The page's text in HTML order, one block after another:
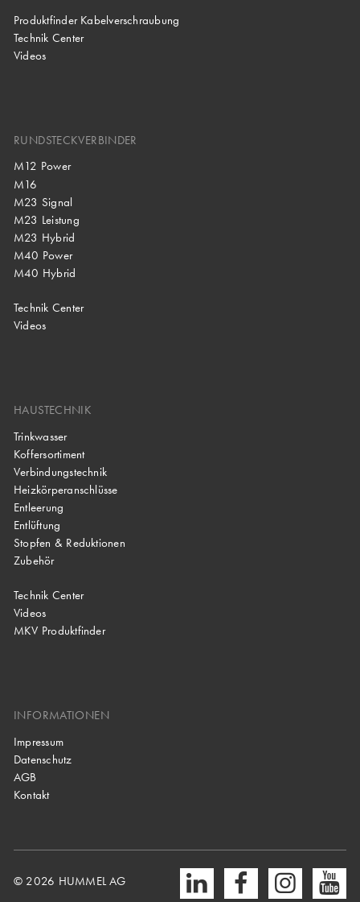
Produktfinder Kabelverschraubung
Technik Center
Videos
RUNDSTECKVERBINDER
M12 Power
M16
M23 Signal
M23 Leistung
M23 Hybrid
M40 Power
M40 Hybrid
Technik Center
Videos
HAUSTECHNIK
Trinkwasser
Koffersortiment
Verbindungstechnik
Heizkörperanschlüsse
Entleerung
Entlüftung
Stopfen & Reduktionen
Zubehör
Technik Center
Videos
MKV Produktfinder
INFORMATIONEN
Impressum
Datenschutz
AGB
Kontakt
© 2026 HUMMEL AG